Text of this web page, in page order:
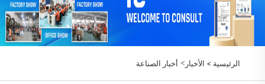
الرئيسية > الأخبار > أخبار الصناعة